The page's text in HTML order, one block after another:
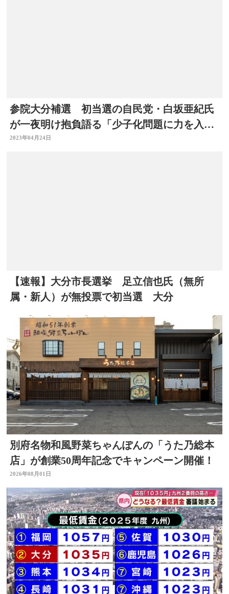
参院大分補選 初当選の自民党・白坂亜紀氏
が一夜明け抱負語る「少子化問題に力を入れ
たい」
2023年04月24日
【速報】大分市長選挙 足立信也氏（無所
属・新人）が無投票で初当選 大分
別府名物和風野菜ちゃんぽんの「うた乃総本
店」が創業50周年記念でキャンペーン開催！
2026年08月01日